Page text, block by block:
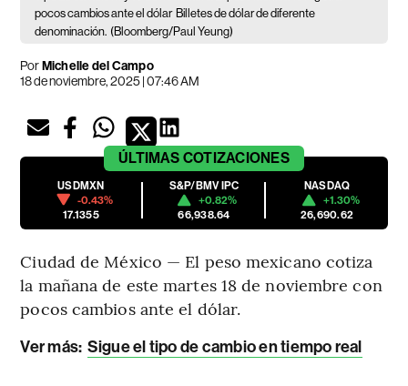
pocos cambios ante el dólar Billetes de dólar de diferente
denominación. (Bloomberg/Paul Yeung)
PorMichelle del Campo
18 de noviembre, 2025 | 07:46 AM
ÚLTIMAS COTIZACIONES
USDMXN
-0.43%
17.1355
S&P/BMV IPC
+0.82%
66,938.64
NASDAQ
+1.30%
26,690.62
Ciudad de México — El peso mexicano cotiza
la mañana de este martes 18 de noviembre con
pocos cambios ante el dólar.
Ver más: Sigue el tipo de cambio en tiempo real